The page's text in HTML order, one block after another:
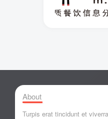
About
Turpis erat tincidunt et